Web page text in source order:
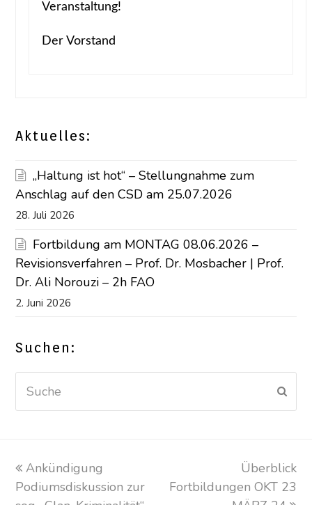
Veranstaltung!
Der Vorstand
Aktuelles:
„Haltung ist hot“ – Stellungnahme zum
Anschlag auf den CSD am 25.07.2026
28. Juli 2026
Fortbildung am MONTAG 08.06.2026 –
Revisionsverfahren – Prof. Dr. Mosbacher | Prof.
Dr. Ali Norouzi – 2h FAO
2. Juni 2026
Suchen:
vorheriger
Beitrag:
Ankündigung
Podiumsdiskussion zur
Nächster
Beitrag:
Überblick
Fortbildungen OKT 23